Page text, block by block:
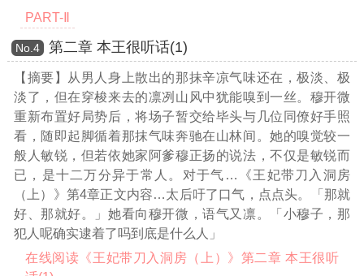
PART-Ⅱ
Νο.4 第二章 本王很听话(1)
【摘要】从男人身上散出的那抹辛凉气味还在，极淡、极
淡了，但在穿梭来去的凛冽山风中犹能嗅到一丝。穆开微
重新布置好局势后，将场子暂交给毕头与几位同僚好手照
看，随即起脚循着那抹气味奔驰在山林间。她的嗅觉较一
般人敏锐，但若依她家阿爹穆正扬的说法，不仅是敏锐而
已，是十二万分异于常人。对于气 …《王妃带刀入洞房
（上）》第4章正文内容…太后吁了口气，点点头。「那就
好、那就好。」她看向穆开微，语气又凛。「小穆子，那
犯人呢确实逮着了吗到底是什么人」
在线阅读《王妃带刀入洞房（上）》第二章 本王很听